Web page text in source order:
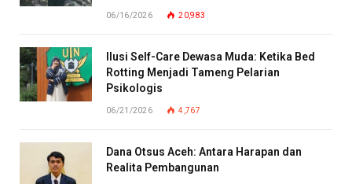
06/16/2026 20,983
Ilusi Self-Care Dewasa Muda: Ketika Bed
Rotting Menjadi Tameng Pelarian
Psikologis
06/21/2026 4,767
Dana Otsus Aceh: Antara Harapan dan
Realita Pembangunan